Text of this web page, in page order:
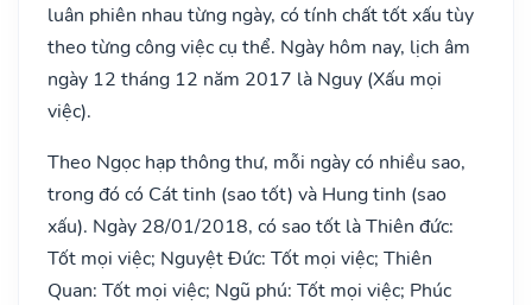
luân phiên nhau từng ngày, có tính chất tốt xấu tùy
theo từng công việc cụ thể. Ngày hôm nay, lịch âm
ngày 12 tháng 12 năm 2017 là Nguy (Xấu mọi
việc).
Theo Ngọc hạp thông thư, mỗi ngày có nhiều sao,
trong đó có Cát tinh (sao tốt) và Hung tinh (sao
xấu). Ngày 28/01/2018, có sao tốt là Thiên đức:
Tốt mọi việc; Nguyệt Đức: Tốt mọi việc; Thiên
Quan: Tốt mọi việc; Ngũ phú: Tốt mọi việc; Phúc